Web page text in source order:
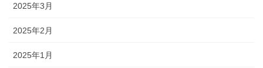
2025年3月
2025年2月
2025年1月